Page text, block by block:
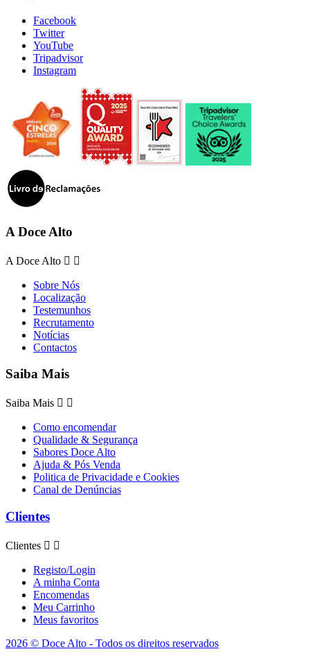
Facebook
Twitter
YouTube
Tripadvisor
Instagram
A Doce Alto
A Doce Alto  
Sobre Nós
Localização
Testemunhos
Recrutamento
Notícias
Contactos
Saiba Mais
Saiba Mais  
Como encomendar
Qualidade & Segurança
Sabores Doce Alto
Ajuda & Pós Venda
Politica de Privacidade e Cookies
Canal de Denúncias
Clientes
Clientes  
Registo/Login
A minha Conta
Encomendas
Meu Carrinho
Meus favoritos
2026 © Doce Alto - Todos os direitos reservados